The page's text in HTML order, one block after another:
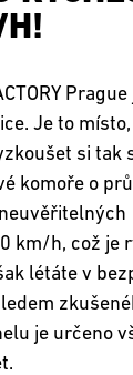
Je to
si tak
komoře o
km/h, což je
létáte v
je určeno